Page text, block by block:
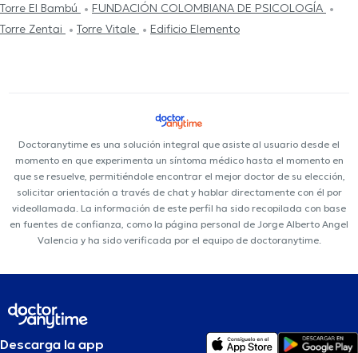
Torre El Bambú
FUNDACIÓN COLOMBIANA DE PSICOLOGÍA
Torre Zentai
Torre Vitale Edificio Elemento
Doctoranytime es una solución integral que asiste al usuario desde el
momento en que experimenta un síntoma médico hasta el momento en
que se resuelve, permitiéndole encontrar el mejor doctor de su elección,
solicitar orientación a través de chat y hablar directamente con él por
videollamada. La información de este perfil ha sido recopilada con base
en fuentes de confianza, como la página personal de Jorge Alberto Angel
Valencia y ha sido verificada por el equipo de doctoranytime.
Descarga la app